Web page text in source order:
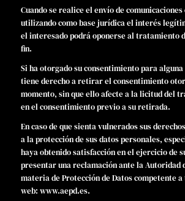
Cuando se realice el envío de
utilizando como base jurídica el interés
el interesado podrá oponerse al tratamiento
fin.
Si ha otorgado su consentimiento para
tiene derecho a retirar el consentimiento
momento, sin que ello afecte a la licitud del
en el consentimiento previo a su retirada.
En caso de que sienta vulnerados sus
a la protección de sus datos personales,
haya obtenido satisfacción en el ejercicio de
presentar una reclamación ante la Autoridad
materia de Protección de Datos competente
web: www.aepd.es.